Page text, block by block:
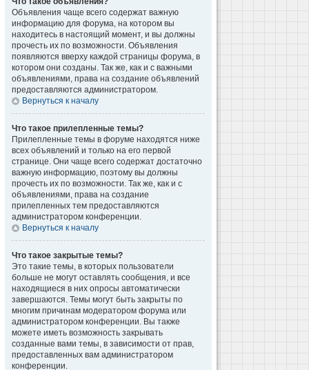
Объявления чаще всего содержат важную
информацию для форума, на котором вы
находитесь в настоящий момент, и вы должны
прочесть их по возможности. Объявления
появляются вверху каждой страницы форума, в
котором они созданы. Так же, как и с важными
объявлениями, права на создание объявлений
предоставляются администратором.
Вернуться к началу
Что такое прилепленные темы?
Прилепленные темы в форуме находятся ниже
всех объявлений и только на его первой
странице. Они чаще всего содержат достаточно
важную информацию, поэтому вы должны
прочесть их по возможности. Так же, как и с
объявлениями, права на создание
прилепленных тем предоставляются
администратором конференции.
Вернуться к началу
Что такое закрытые темы?
Это такие темы, в которых пользователи
больше не могут оставлять сообщения, и все
находящиеся в них опросы автоматически
завершаются. Темы могут быть закрыты по
многим причинам модератором форума или
администратором конференции. Вы также
можете иметь возможность закрывать
созданные вами темы, в зависимости от прав,
предоставленных вам администратором
конференции.